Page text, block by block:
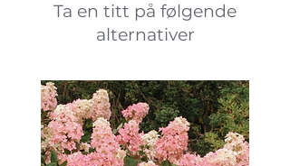
Ta en titt på følgende
alternativer